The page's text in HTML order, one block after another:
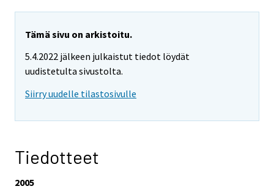
Tämä sivu on arkistoitu.
5.4.2022 jälkeen julkaistut tiedot löydät
uudistetulta sivustolta.
Siirry uudelle tilastosivulle
Tiedotteet
2005